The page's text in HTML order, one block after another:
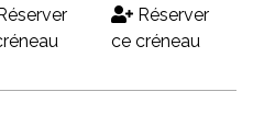
Réserver
ce créneau